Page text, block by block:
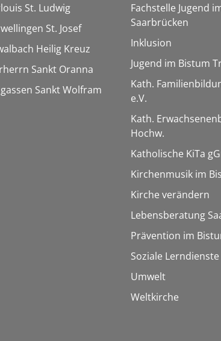
St. Ludwig
St. Josef
Heilig Kreuz
Sankt Oranna
Sankt Wolfram
Fachstelle Jugend
Saarbrücken
Inklusion
Jugend im Bistum
Kath.
e.V.
Kath.
Hochw.
Katholische KiTa
Kirchenmusik im
Kirche verändern
Lebensberatung
Prävention im
Soziale Lerndienste
Umwelt
Weltkirche